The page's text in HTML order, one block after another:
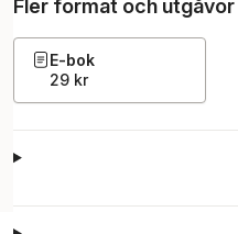
Fler format och utgåvor
E-bok
29 kr